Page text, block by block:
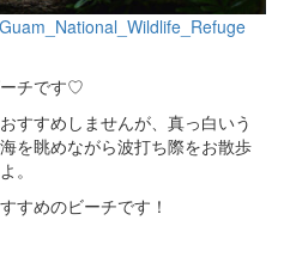
チです♡
すすめしませんが、真っ白いう
を眺めながら波打ち際をお散歩
。
すめのビーチです！